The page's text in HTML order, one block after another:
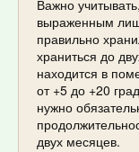
Важно
выраженным
правильно
храниться до
находится в
от +5 до +20
нужно
двух месяцев.